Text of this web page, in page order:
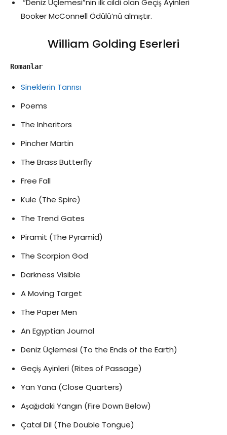
“Deniz Üçlemesi”nin ilk cildi olan Geçiş Ayinleri
Booker McConnell Ödülü’nü almıştır.
William Golding Eserleri
Romanlar
Sineklerin Tanrısı
Poems
The Inheritors
Pincher Martin
The Brass Butterfly
Free Fall
Kule (The Spire)
The Trend Gates
Piramit (The Pyramid)
The Scorpion God
Darkness Visible
A Moving Target
The Paper Men
An Egyptian Journal
Deniz Üçlemesi (To the Ends of the Earth)
Geçiş Ayinleri (Rites of Passage)
Yan Yana (Close Quarters)
Aşağıdaki Yangın (Fire Down Below)
Çatal Dil (The Double Tongue)